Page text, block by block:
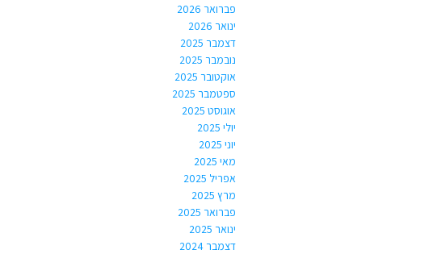
פברואר 2026
ינואר 2026
דצמבר 2025
נובמבר 2025
אוקטובר 2025
ספטמבר 2025
אוגוסט 2025
יולי 2025
יוני 2025
מאי 2025
אפריל 2025
מרץ 2025
פברואר 2025
ינואר 2025
דצמבר 2024